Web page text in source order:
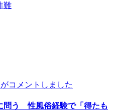
難
コメントしました
問う 性風俗経験で「得たも